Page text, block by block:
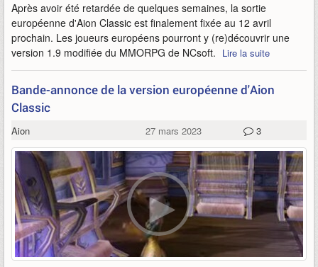
Après avoir été retardée de quelques semaines, la sortie
européenne d'Aion Classic est finalement fixée au 12 avril
prochain. Les joueurs européens pourront y (re)découvrir une
version 1.9 modifiée du MMORPG de NCsoft. Lire la suite
Bande-annonce de la version européenne d'Aion
Classic
Aion 27 mars 2023 3